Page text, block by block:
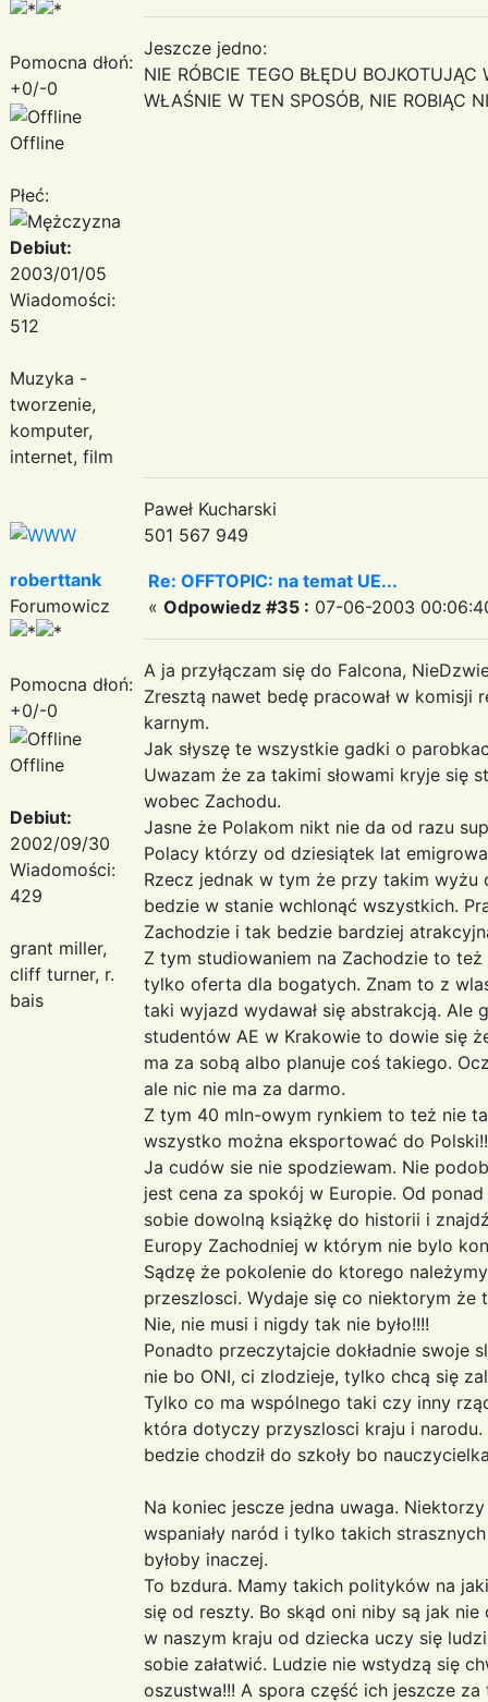
Pomocna dłoń:
+0/-0
Offline
Płeć:
Debiut:
2003/01/05
Wiadomości:
512
Muzyka -
tworzenie,
komputer,
internet, film
Jeszcze jedno:
NIE RÓBCIE TEGO BŁĘDU BOJKOTUJĄC
WŁAŚNIE W TEN SPOSÓB, NIE ROBIĄC
Paweł Kucharski
501 567 949
roberttank
Forumowicz
Pomocna dłoń:
+0/-0
Offline
Debiut:
2002/09/30
Wiadomości:
429
grant miller,
cliff turner, r.
bais
Re: OFFTOPIC: na temat UE...
« Odpowiedz #35 : 07-06-2003
A ja przyłączam się do Falcona,
Zresztą nawet bedę pracował w komisji
karnym.
Jak słyszę te wszystkie gadki o
Uwazam że za takimi słowami kryje się
wobec Zachodu.
Jasne że Polakom nikt nie da od razu
Polacy którzy od dziesiątek lat
Rzecz jednak w tym że przy takim
bedzie w stanie wchlonąć wszystkich.
Zachodzie i tak bedzie bardziej
Z tym studiowaniem na Zachodzie to
tylko oferta dla bogatych. Znam to z
taki wyjazd wydawał się abstrakcją. Ale
studentów AE w Krakowie to dowie się
ma za sobą albo planuje coś takiego.
ale nic nie ma za darmo.
Z tym 40 mln-owym rynkiem to też nie
wszystko można eksportować do
Ja cudów sie nie spodziewam. Nie
jest cena za spokój w Europie. Od
sobie dowolną książkę do historii i
Europy Zachodniej w którym nie bylo
Sądzę że pokolenie do ktorego
przeszlosci. Wydaje się co niektorym
Nie, nie musi i nigdy tak nie było!!!!
Ponadto przeczytajcie dokładnie swoje
nie bo ONI, ci zlodzieje, tylko chcą się
Tylko co ma wspólnego taki czy inny
która dotyczy przyszlosci kraju i
bedzie chodził do szkoły bo
Na koniec jescze jedna uwaga.
wspaniały naród i tylko takich
byłoby inaczej.
To bzdura. Mamy takich polityków na
się od reszty. Bo skąd oni niby są jak nie
w naszym kraju od dziecka uczy się
sobie załatwić. Ludzie nie wstydzą się
oszustwa!!! A spora część ich jeszcze